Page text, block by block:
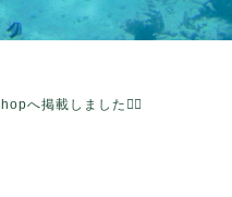
へ掲載しました🧜‍♀️